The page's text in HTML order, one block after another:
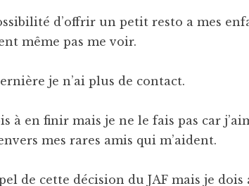
d’offrir un petit resto a mes
même pas me voir.
je n’ai plus de contact.
à en finir mais je ne le fais pas car
mes rares amis qui m’aident.
de cette décision du JAF mais je